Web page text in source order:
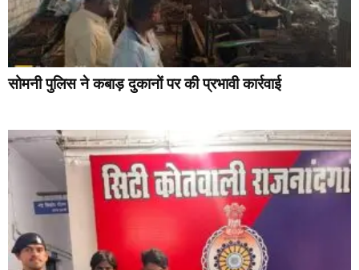
सोमनी पुलिस ने कबाड़ दुकानों पर की प्रभावी कार्रवाई